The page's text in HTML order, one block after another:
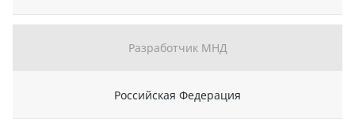
Разработчик МНД
Российская Федерация